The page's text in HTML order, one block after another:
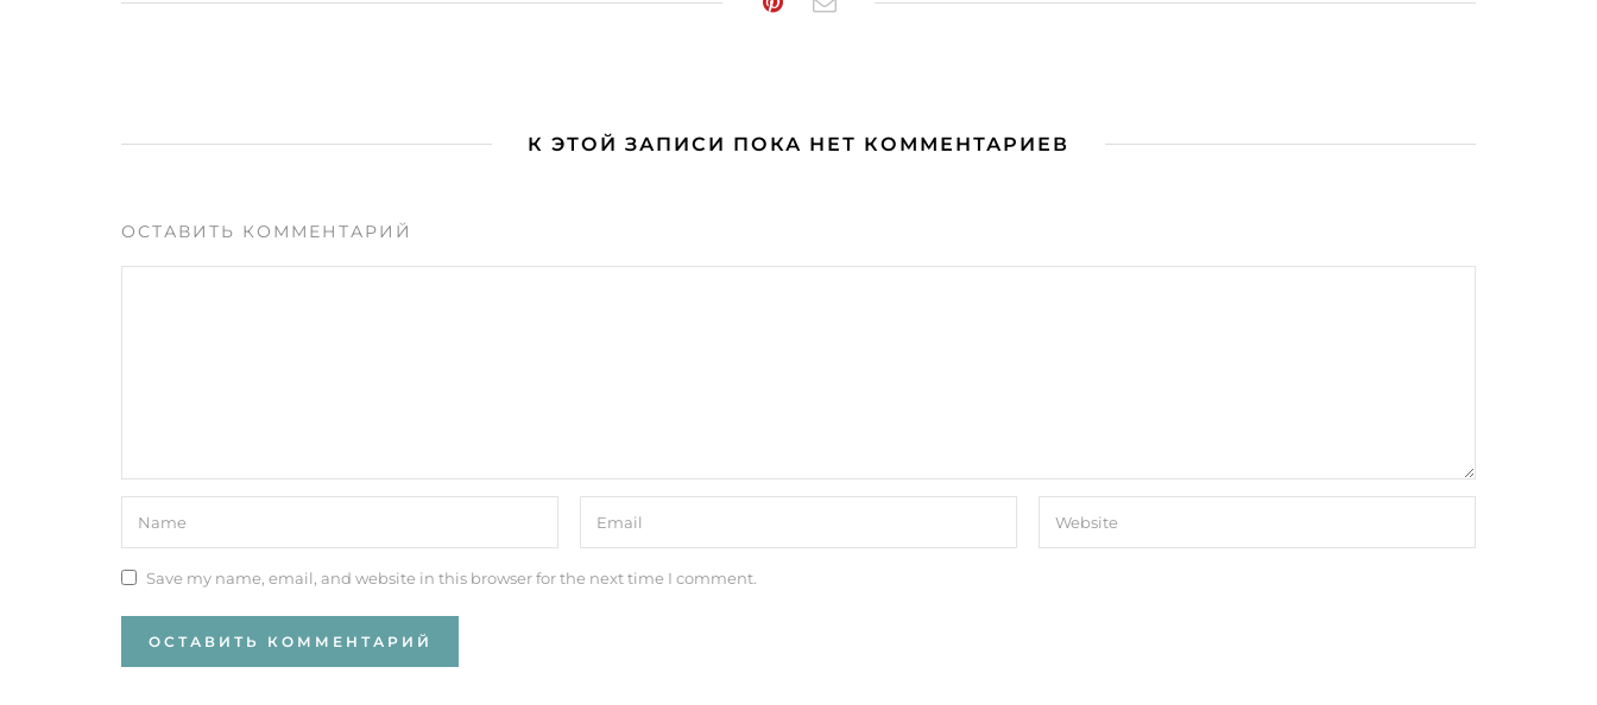
К ЭТОЙ ЗАПИСИ ПОКА НЕТ КОММЕНТАРИЕВ
ОСТАВИТЬ КОММЕНТАРИЙ
Save my name, email, and website in this browser for the next time I comment.